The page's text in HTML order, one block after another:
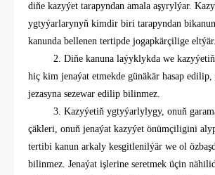
diňe kazyýet tarapyndan amala aşyrylýar.
ygtyýarlarynyň kimdir biri tarapyndan
kanunda bellenen tertipde jogapkärçilige eltýär.
2. Diňe kanuna laýyklykda we
hiç kim jenaýat etmekde günäkär hasap edilip,
jezasyna sezewar edilip bilinmez.
3. Kazyýetiň ygtyýarlylygy, onuň
çäkleri, onuň jenaýat kazyýet önümçiligini
tertibi kanun arkaly kesgitlenilýär we ol
bilinmez. Jenaýat işlerine seretmek üçin